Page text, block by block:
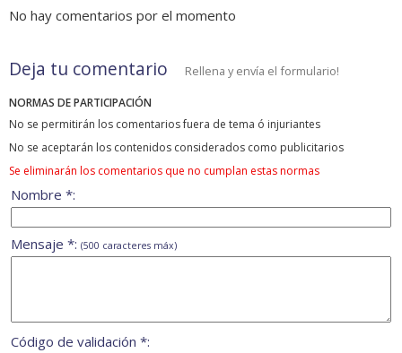
No hay comentarios por el momento
Deja tu comentario Rellena y envía el formulario!
NORMAS DE PARTICIPACIÓN
No se permitirán los comentarios fuera de tema ó injuriantes
No se aceptarán los contenidos considerados como publicitarios
Se eliminarán los comentarios que no cumplan estas normas
Nombre *:
Mensaje *: (500 caracteres máx)
Código de validación *: